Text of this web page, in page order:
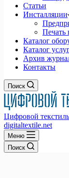
Статьи
Инсталляции
Печать
Каталог
Каталог
Архив
Контакты
Поиск
Цифровой
digitaltextile.net
Меню
Поиск